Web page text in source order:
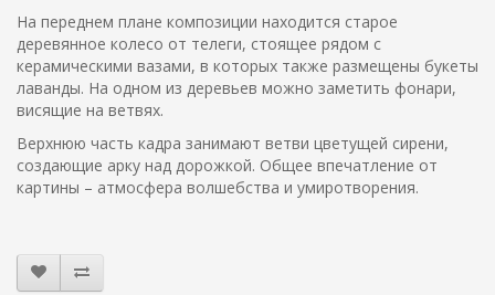
На переднем плане композиции находится старое
деревянное колесо от телеги, стоящее рядом с
керамическими вазами, в которых также размещены букеты
лаванды. На одном из деревьев можно заметить фонари,
висящие на ветвях.
Верхнюю часть кадра занимают ветви цветущей сирени,
создающие арку над дорожкой. Общее впечатление от
картины – атмосфера волшебства и умиротворения.